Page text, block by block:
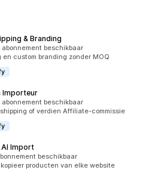
& Branding
abonnement beschikbaar
en custom branding zonder MOQ
Importeur
abonnement beschikbaar
of verdien Affiliate-commissie
Import
beschikbaar
kopieer producten van elke website